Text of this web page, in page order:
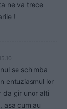
ne va trece
!
se schimba
entuziasmul lor
da gir unor alti
asa cum au